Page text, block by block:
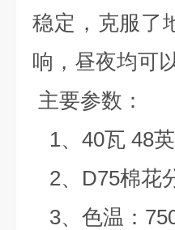
稳定，克服了
响，昼夜均可
主要参数：
1、 40瓦 48
2、 D75棉花
3、色温：